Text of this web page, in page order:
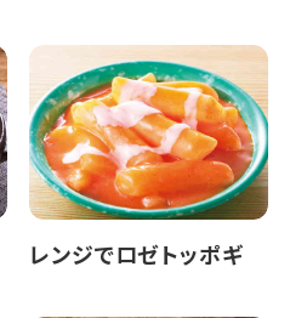
レンジでロゼトッポギ